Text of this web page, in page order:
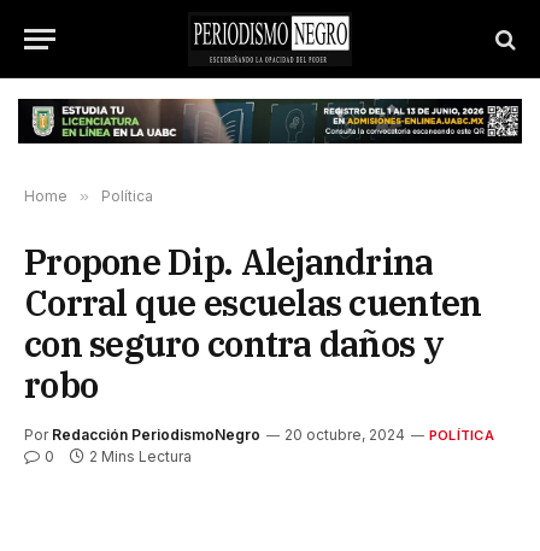
Home » Política
Propone Dip. Alejandrina
Corral que escuelas cuenten
con seguro contra daños y
robo
Por Redacción PeriodismoNegro 20 octubre, 2024 POLÍTICA
0 2 Mins Lectura